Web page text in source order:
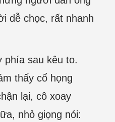
dễ chọc, rất nhanh
phía sau kêu to.
thấy cổ họng
lại, cô xoay
nhỏ giọng nói: